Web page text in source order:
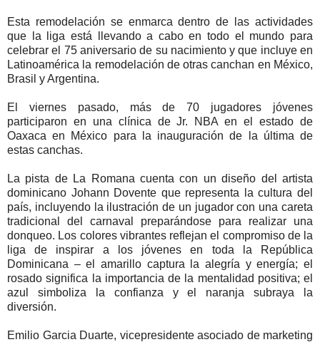
Esta remodelación se enmarca dentro de las actividades
que la liga está llevando a cabo en todo el mundo para
celebrar el 75 aniversario de su nacimiento y que incluye en
Latinoamérica la remodelación de otras canchan en México,
Brasil y Argentina.
El viernes pasado, más de 70 jugadores jóvenes
participaron en una clínica de Jr. NBA en el estado de
Oaxaca en México para la inauguración de la última de
estas canchas.
La pista de La Romana cuenta con un diseño del artista
dominicano Johann Dovente que representa la cultura del
país, incluyendo la ilustración de un jugador con una careta
tradicional del carnaval preparándose para realizar una
donqueo. Los colores vibrantes reflejan el compromiso de la
liga de inspirar a los jóvenes en toda la República
Dominicana – el amarillo captura la alegría y energía; el
rosado significa la importancia de la mentalidad positiva; el
azul simboliza la confianza y el naranja subraya la
diversión.
Emilio Garcia Duarte, vicepresidente asociado de marketing